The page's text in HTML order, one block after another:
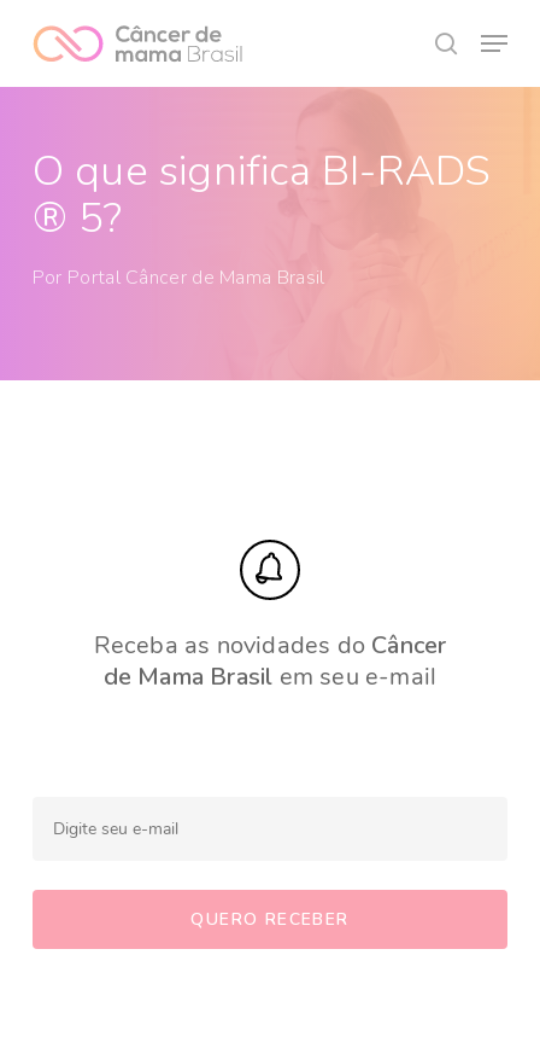
main
Menu
O que significa BI-RADS
® 5?
Por Portal Câncer de Mama Brasil
Receba as novidades do Câncer
de Mama Brasil em seu e-mail